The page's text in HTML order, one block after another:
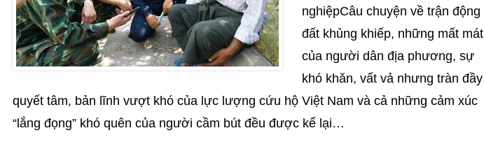
nghiệpCâu chuyện về trận động
đất khủng khiếp, những mất mát
của người dân địa phương, sự
khó khăn, vất vả nhưng tràn đầy
quyết tâm, bản lĩnh vượt khó của lực lượng cứu hộ Việt Nam và cả những cảm xúc
“lắng đọng” khó quên của người cầm bút đều được kể lại…